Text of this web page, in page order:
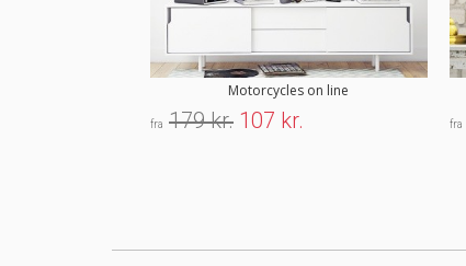
Motorcycles on line
fra 179 kr. 107 kr. fra